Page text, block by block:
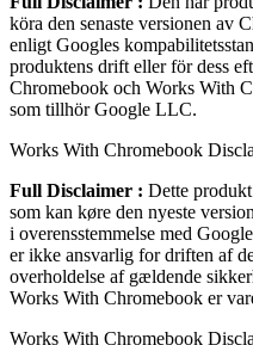
köra den senaste versionen av
enligt Googles
produktens drift eller för dess
Chromebook och Works With
som tillhör Google LLC.
Works With Chromebook
Full Disclaimer : Dette
som kan køre den nyeste
i overensstemmelse med
er ikke ansvarlig for driften af
overholdelse af gældende
Works With Chromebook er
Works With Chromebook